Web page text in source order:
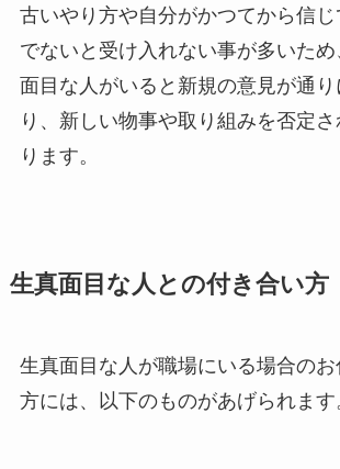
古いやり方や自分がかつてから信
でないと受け入れない事が多いた
面目な人がいると新規の意見が通り
り、新しい物事や取り組みを否定
ります。
生真面目な人との付き合い方
生真面目な人が職場にいる場合の
方には、以下のものがあげられます